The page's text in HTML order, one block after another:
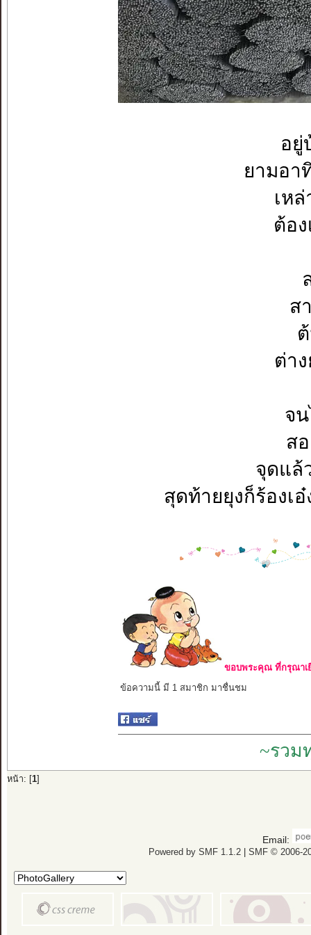
อยู่
ยามอา
เห
ต้อ
ส
ต่า
จ
ส
จุดแล้
สุดท้ายยุงก็ร้องเ
ขอบพระคุณ ที่กรุณาเ
ข้อความนี้ มี 1 สมาชิก มาชื่นชม
~รวม
หน้า: [ 1]
Email:
Powered by SMF 1.1.2| SMF © 2006-